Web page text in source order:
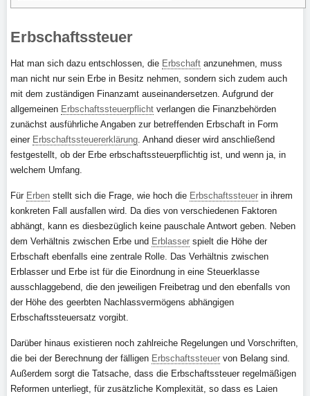
Erbschaftssteuer
Hat man sich dazu entschlossen, die Erbschaft anzunehmen, muss
man nicht nur sein Erbe in Besitz nehmen, sondern sich zudem auch
mit dem zuständigen Finanzamt auseinandersetzen. Aufgrund der
allgemeinen Erbschaftssteuerpflicht verlangen die Finanzbehörden
zunächst ausführliche Angaben zur betreffenden Erbschaft in Form
einer Erbschaftssteuererklärung. Anhand dieser wird anschließend
festgestellt, ob der Erbe erbschaftssteuerpflichtig ist, und wenn ja, in
welchem Umfang.
Für Erben stellt sich die Frage, wie hoch die Erbschaftssteuer in ihrem
konkreten Fall ausfallen wird. Da dies von verschiedenen Faktoren
abhängt, kann es diesbezüglich keine pauschale Antwort geben. Neben
dem Verhältnis zwischen Erbe und Erblasser spielt die Höhe der
Erbschaft ebenfalls eine zentrale Rolle. Das Verhältnis zwischen
Erblasser und Erbe ist für die Einordnung in eine Steuerklasse
ausschlaggebend, die den jeweiligen Freibetrag und den ebenfalls von
der Höhe des geerbten Nachlassvermögens abhängigen
Erbschaftssteuersatz vorgibt.
Darüber hinaus existieren noch zahlreiche Regelungen und Vorschriften,
die bei der Berechnung der fälligen Erbschaftssteuer von Belang sind.
Außerdem sorgt die Tatsache, dass die Erbschaftssteuer regelmäßigen
Reformen unterliegt, für zusätzliche Komplexität, so dass es Laien